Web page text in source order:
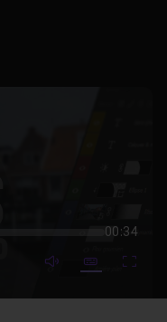
00:34
mute video
Subtitles